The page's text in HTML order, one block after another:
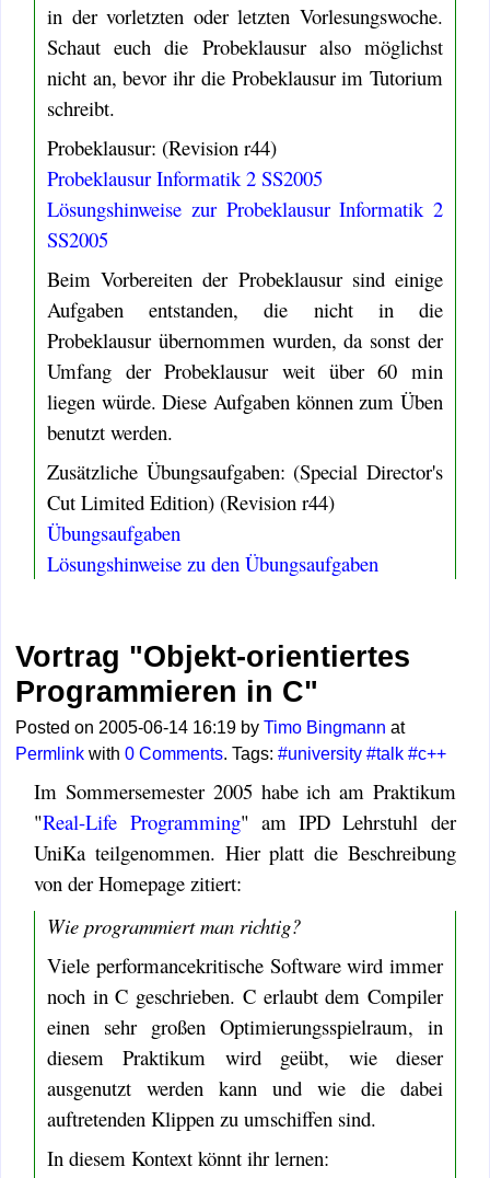
in der vorletzten oder letzten Vorlesungswoche.
Schaut euch die Probeklausur also möglichst
nicht an, bevor ihr die Probeklausur im Tutorium
schreibt.
Probeklausur: (Revision r44)
Probeklausur Informatik 2 SS2005
Lösungshinweise zur Probeklausur Informatik 2
SS2005
Beim Vorbereiten der Probeklausur sind einige
Aufgaben entstanden, die nicht in die
Probeklausur übernommen wurden, da sonst der
Umfang der Probeklausur weit über 60 min
liegen würde. Diese Aufgaben können zum Üben
benutzt werden.
Zusätzliche Übungsaufgaben: (Special Director's
Cut Limited Edition) (Revision r44)
Übungsaufgaben
Lösungshinweise zu den Übungsaufgaben
Vortrag "Objekt-orientiertes
Programmieren in C"
Posted on 2005-06-14 16:19 byTimo Bingmann at
Permlink with0 Comments. Tags:#university #talk #c++
Im Sommersemester 2005 habe ich am Praktikum
"Real-Life Programming" am IPD Lehrstuhl der
UniKa teilgenommen. Hier platt die Beschreibung
von der Homepage zitiert:
Wie programmiert man richtig?
Viele performancekritische Software wird immer
noch in C geschrieben. C erlaubt dem Compiler
einen sehr großen Optimierungsspielraum, in
diesem Praktikum wird geübt, wie dieser
ausgenutzt werden kann und wie die dabei
auftretenden Klippen zu umschiffen sind.
In diesem Kontext könnt ihr lernen: